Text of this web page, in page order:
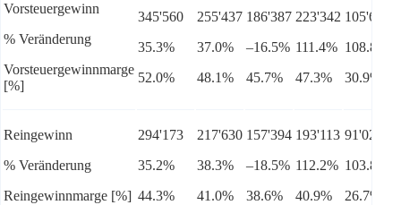
Vorsteuergewinn
% Veränderung
Vorsteuergewinnmarge
[%]
345'560
35.3%
52.0%
255'437
37.0%
48.1%
186'387
–16.5%
45.7%
223'342
111.4%
47.3%
105'642
108.8%
30.9%
Reingewinn
% Veränderung
Reingewinnmarge [%]
294'173
35.2%
44.3%
217'630
38.3%
41.0%
157'394
–18.5%
38.6%
193'113
112.2%
40.9%
91'021
103.8%
26.7%